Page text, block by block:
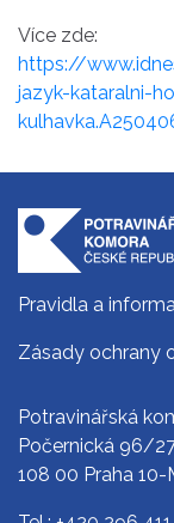
Více zde:
https://
jazyk-kataralni-
Pravidla a
Zásady ochrany
Potravinářská
Počernická 96/
108 00 Praha 10-